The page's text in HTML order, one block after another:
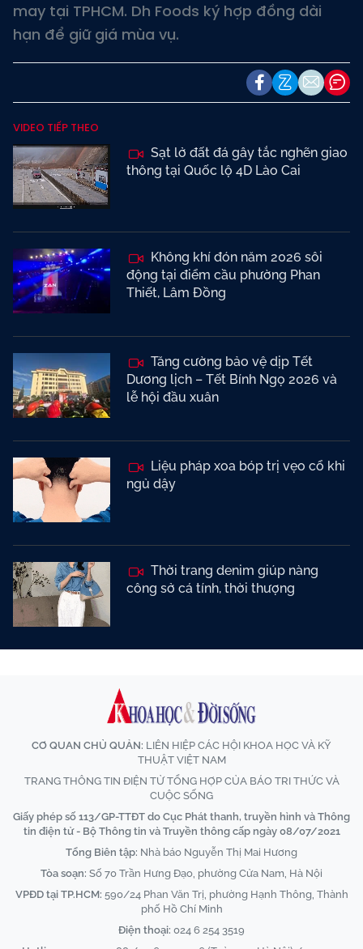
may tại TPHCM. Dh Foods ký hợp đồng dài
hạn để giữ giá mùa vụ.
VIDEO TIẾP THEO
Sạt lở đất đá gây tắc nghẽn giao
thông tại Quốc lộ 4D Lào Cai
Không khí đón năm 2026 sôi
động tại điểm cầu phường Phan
Thiết, Lâm Đồng
Tăng cường bảo vệ dịp Tết
Dương lịch – Tết Bính Ngọ 2026 và
lễ hội đầu xuân
Liệu pháp xoa bóp trị vẹo cổ khi
ngủ dậy
Thời trang denim giúp nàng
công sở cá tính, thời thượng
CƠ QUAN CHỦ QUẢN: LIÊN HIỆP CÁC HỘI KHOA HỌC VÀ KỸ
THUẬT VIỆT NAM
TRANG THÔNG TIN ĐIỆN TỬ TỔNG HỢP CỦA BÁO TRI THỨC VÀ
CUỘC SỐNG
Giấy phép số 113/GP-TTĐT do Cục Phát thanh, truyền hình và Thông
tin điện tử - Bộ Thông tin và Truyền thông cấp ngày 08/07/2021
Tổng Biên tập: Nhà báo Nguyễn Thị Mai Hương
Tòa soạn: Số 70 Trần Hưng Đạo, phường Cửa Nam, Hà Nội
VPĐD tại TP.HCM: 590/24 Phan Văn Trị, phường Hạnh Thông, Thành
phố Hồ Chí Minh
Điện thoại: 024 6 254 3519